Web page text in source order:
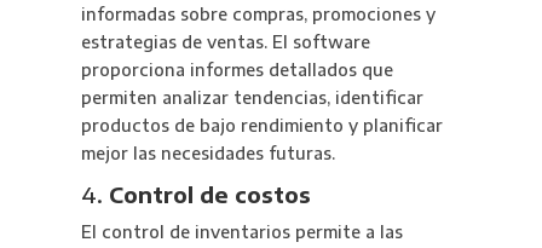
informadas sobre compras, promociones y
estrategias de ventas. El software
proporciona informes detallados que
permiten analizar tendencias, identificar
productos de bajo rendimiento y planificar
mejor las necesidades futuras.
4. Control de costos
El control de inventarios permite a las